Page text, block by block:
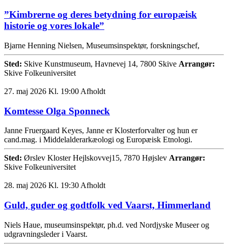
”Kimbrerne og deres betydning for europæisk
historie og vores lokale”
Bjarne Henning Nielsen, Museumsinspektør, forskningschef,
Sted: Skive Kunstmuseum, Havnevej 14, 7800 Skive Arrangør:
Skive Folkeuniversitet
27. maj 2026 Kl. 19:00 Afholdt
Komtesse Olga Sponneck
Janne Fruergaard Keyes, Janne er Klosterforvalter og hun er
cand.mag. i Middelalderarkæologi og Europæisk Etnologi.
Sted: Ørslev Kloster Hejlskovvej15, 7870 Højslev Arrangør:
Skive Folkeuniversitet
28. maj 2026 Kl. 19:30Afholdt
Guld, guder og godtfolk ved Vaarst, Himmerland
Niels Haue, museumsinspektør, ph.d. ved Nordjyske Museer og
udgravningsleder i Vaarst.